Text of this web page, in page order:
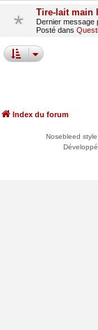
Tire-lait main
Dernier message
Posté dans
Index du forum
Nosebleed